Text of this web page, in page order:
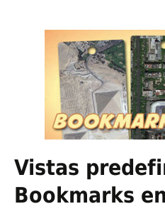
Vistas
Bookmarks